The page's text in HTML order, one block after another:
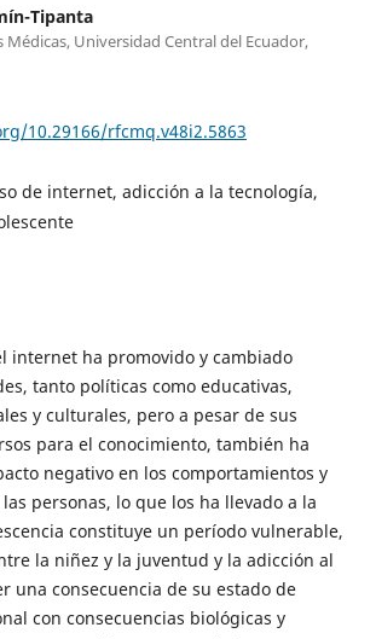
Tipanta
Médicas, Universidad Central del Ecuador,
10.29166/rfcmq.v48i2.5863
de internet, adicción a la tecnología,
internet ha promovido y cambiado
tanto políticas como educativas,
y culturales, pero a pesar de sus
para el conocimiento, también ha
negativo en los comportamientos y
personas, lo que los ha llevado a la
constituye un período vulnerable,
la niñez y la juventud y la adicción al
una consecuencia de su estado de
con consecuencias biológicas y